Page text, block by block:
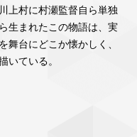
上村に村瀬監督自ら単独
生まれたこの物語は、実
舞台にどこか懐かしく、
いている。